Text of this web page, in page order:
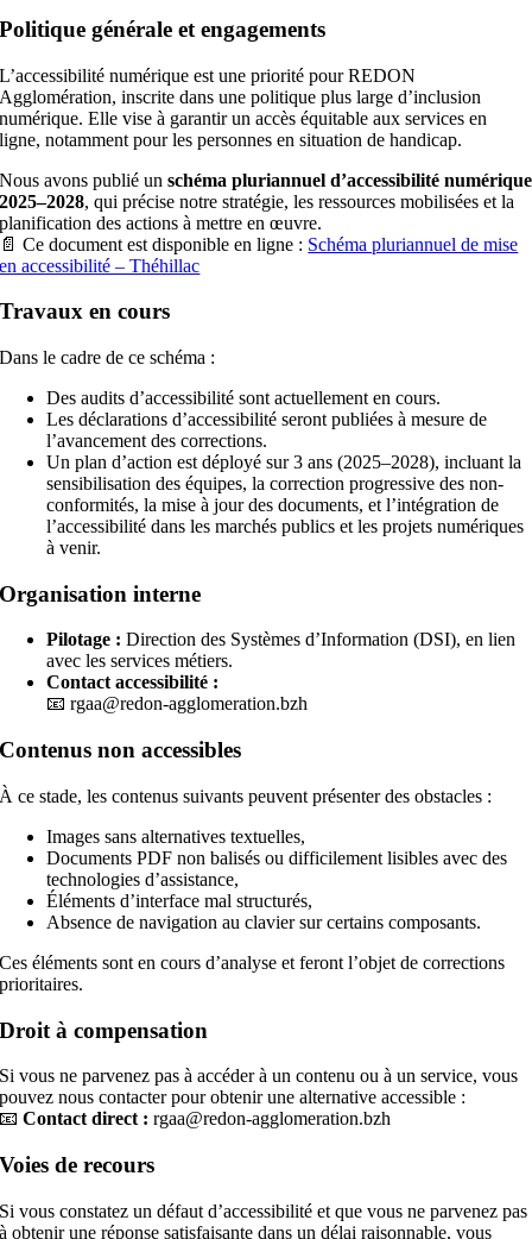
Politique générale et engagements
L’accessibilité numérique est une priorité pour REDON
Agglomération, inscrite dans une politique plus large d’inclusion
numérique. Elle vise à garantir un accès équitable aux services en
ligne, notamment pour les personnes en situation de handicap.
Nous avons publié unschéma pluriannuel d’accessibilité numérique
2025–2028, qui précise notre stratégie, les ressources mobilisées et la
planification des actions à mettre en œuvre.
📄 Ce document est disponible en ligne : Schéma pluriannuel de mise
en accessibilité – Théhillac
Travaux en cours
Dans le cadre de ce schéma :
Des audits d’accessibilité sont actuellement en cours.
Les déclarations d’accessibilité seront publiées à mesure de
l’avancement des corrections.
Un plan d’action est déployé sur 3 ans (2025–2028), incluant la
sensibilisation des équipes, la correction progressive des non-
conformités, la mise à jour des documents, et l’intégration de
l’accessibilité dans les marchés publics et les projets numériques
à venir.
Organisation interne
Pilotage : Direction des Systèmes d’Information (DSI), en lien
avec les services métiers.
Contact accessibilité :
📧 rgaa@redon-agglomeration.bzh
Contenus non accessibles
À ce stade, les contenus suivants peuvent présenter des obstacles :
Images sans alternatives textuelles,
Documents PDF non balisés ou difficilement lisibles avec des
technologies d’assistance,
Éléments d’interface mal structurés,
Absence de navigation au clavier sur certains composants.
Ces éléments sont en cours d’analyse et feront l’objet de corrections
prioritaires.
Droit à compensation
Si vous ne parvenez pas à accéder à un contenu ou à un service, vous
pouvez nous contacter pour obtenir une alternative accessible :
📧Contact direct : rgaa@redon-agglomeration.bzh
Voies de recours
Si vous constatez un défaut d’accessibilité et que vous ne parvenez pas
à obtenir une réponse satisfaisante dans un délai raisonnable, vous